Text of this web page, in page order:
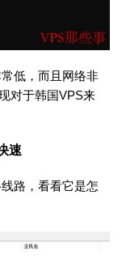
低，而且网络非
对于韩国VPS来
速
路，看看它是怎